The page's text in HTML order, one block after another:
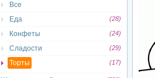
Все
Еда
(28)
Конфеты (24)
Сладости (29)
Торты (17)